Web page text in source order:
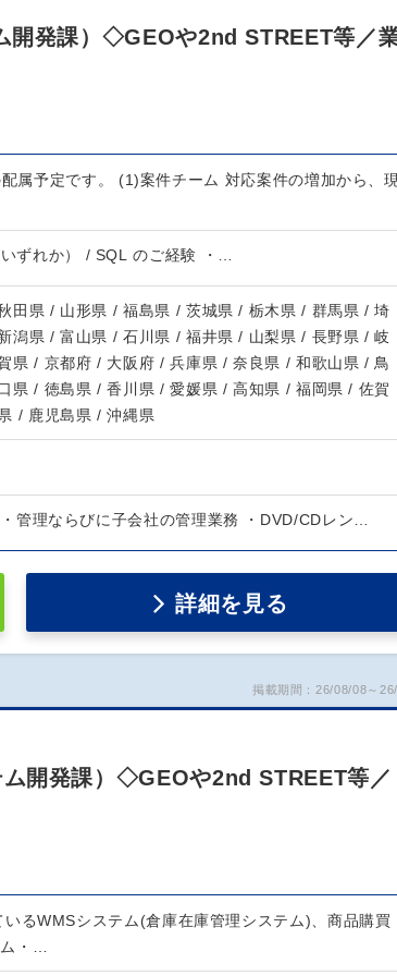
開発課）◇GEOや2nd STREET等／
属予定です。 (1)案件チーム 対応案件の増加から、
ずれか） / SQL のご経験 ・…
田県 / 山形県 / 福島県 / 茨城県 / 栃木県 / 群馬県 / 埼
潟県 / 富山県 / 石川県 / 福井県 / 山梨県 / 長野県 / 岐
県 / 京都府 / 大阪府 / 兵庫県 / 奈良県 / 和歌山県 / 鳥
県 / 徳島県 / 香川県 / 愛媛県 / 高知県 / 福岡県 / 佐賀
/ 鹿児島県 / 沖縄県
管理ならびに子会社の管理業務 ・DVD/CDレン…
詳細を見る
掲載期間：26/08/08～
ム開発課）◇GEOや2nd STREET等／
いるWMSシステム(倉庫在庫管理システム)、商品購買
・…